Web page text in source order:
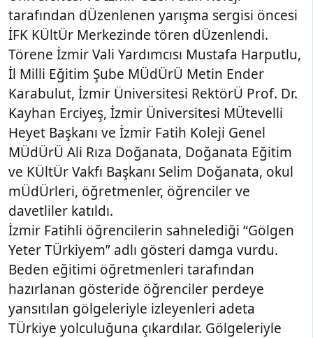
tarafından dÜzenlenen yarışma sergisi öncesi
İFK KÜltÜr Merkezinde tören dÜzenlendi.
Törene İzmir Vali Yardımcısı Mustafa Harputlu,
İl Milli Eğitim Şube MÜdÜrÜ Metin Ender
Karabulut, İzmir Üniversitesi RektörÜ Prof. Dr.
Kayhan Erciyeş, İzmir Üniversitesi MÜtevelli
Heyet Başkanı ve İzmir Fatih Koleji Genel
MÜdÜrÜ Ali Rıza Doğanata, Doğanata Eğitim
ve KÜltÜr Vakfı Başkanı Selim Doğanata, okul
mÜdÜrleri, öğretmenler, öğrenciler ve
davetliler katıldı.
İzmir Fatihli öğrencilerin sahnelediği “Gölgen
Yeter TÜrkiyem” adlı gösteri damga vurdu.
Beden eğitimi öğretmenleri tarafından
hazırlanan gösteride öğrenciler perdeye
yansıtılan gölgeleriyle izleyenleri adeta
TÜrkiye yolculuğuna çıkardılar. Gölgeleriyle